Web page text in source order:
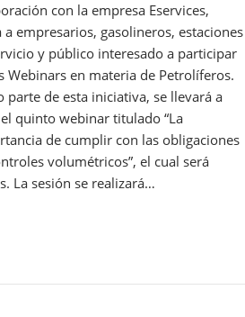
con la empresa Eservices,
a empresarios, gasolineros, estaciones
y público interesado a participar
Webinars en materia de Petrolíferos.
parte de esta iniciativa, se llevará a
quinto webinar titulado “La
de cumplir con las obligaciones
volumétricos”, el cual será
La sesión se realizará…